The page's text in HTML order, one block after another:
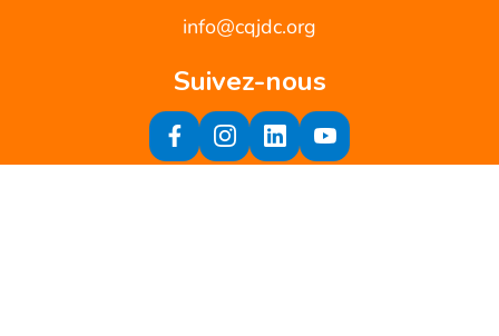
info@cqjdc.org
Suivez-nous